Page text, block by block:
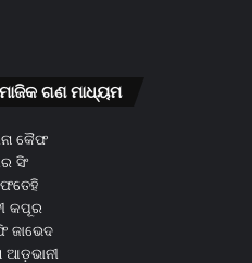
ଗଣ ମାଧ୍ୟମ
କୈଫ
ସିଂ
ଫତେହି
କପୂର
ଜାଭେଦ
ଆଡ଼ଭାନୀ